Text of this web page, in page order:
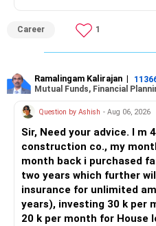
Career 1
Ramalingam Kalirajan |
Mutual Funds, Financial
Question by Ashish - Aug 06, 2026
Sir, Need your advice. I m
construction co., my
month back i purchased
two years which further
insurance for unlimited
years), investing 30 k per
20 k per month for House